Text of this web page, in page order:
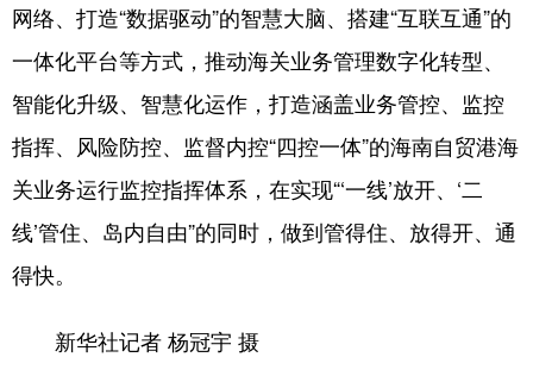
网络、打造“数据驱动”的智慧大脑、搭建“互联互通”的
一体化平台等方式，推动海关业务管理数字化转型、
智能化升级、智慧化运作，打造涵盖业务管控、监控
指挥、风险防控、监督内控“四控一体”的海南自贸港海
关业务运行监控指挥体系，在实现“‘一线’放开、‘二
线’管住、岛内自由”的同时，做到管得住、放得开、通
得快。
新华社记者 杨冠宇 摄